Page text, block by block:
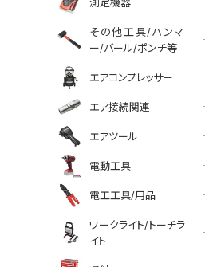
その他工具/ハンマ
ー/バール/ポンチ等
エアコンプレッサー
エア接続関連
エアツール
電動工具
電工工具/用品
ワークライト/トーチラ
イト